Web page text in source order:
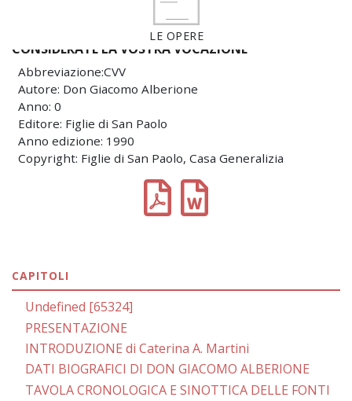
LE OPERE
CONSIDERATE LA VOSTRA VOCAZIONE
Abbreviazione:CVV
Autore: Don Giacomo Alberione
Anno: 0
Editore: Figlie di San Paolo
Anno edizione: 1990
Copyright: Figlie di San Paolo, Casa Generalizia
CAPITOLI
Undefined [65324]
PRESENTAZIONE
INTRODUZIONE di Caterina A. Martini
DATI BIOGRAFICI DI DON GIACOMO ALBERIONE
TAVOLA CRONOLOGICA E SINOTTICA DELLE FONTI